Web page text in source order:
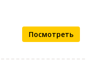
Посмотреть